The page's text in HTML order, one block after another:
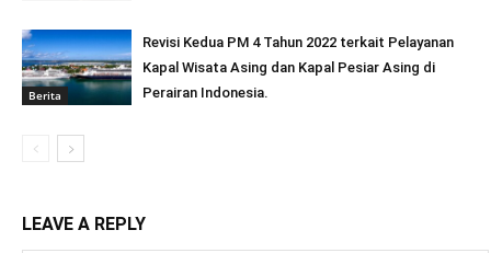
Berita
Revisi Kedua PM 4 Tahun 2022 terkait Pelayanan
Kapal Wisata Asing dan Kapal Pesiar Asing di
Perairan Indonesia.
LEAVE A REPLY